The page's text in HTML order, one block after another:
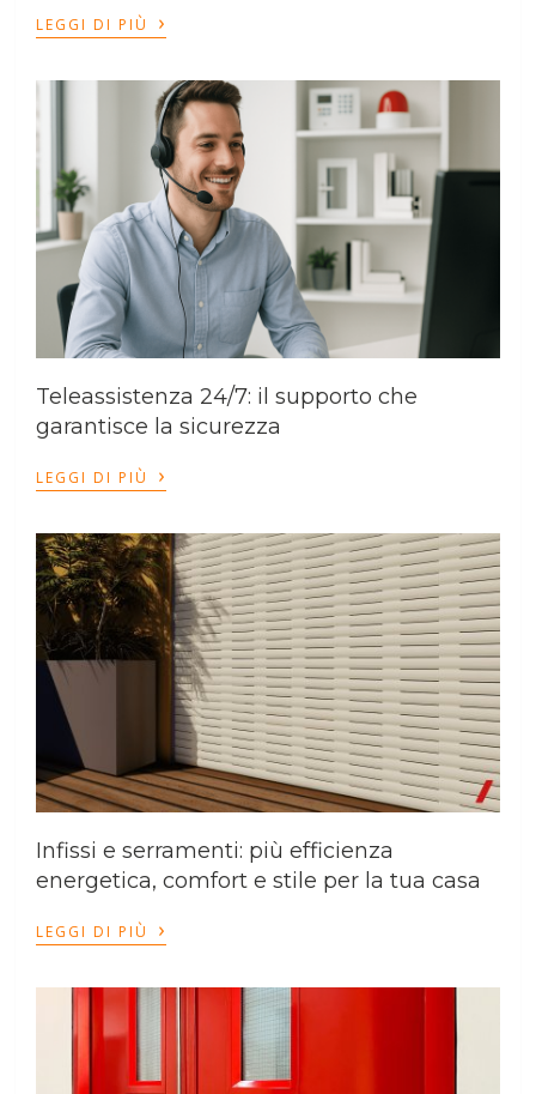
LEGGI DI PIÙ ›
Teleassistenza 24/7: il supporto che
garantisce la sicurezza
LEGGI DI PIÙ ›
Infissi e serramenti: più efficienza
energetica, comfort e stile per la tua casa
LEGGI DI PIÙ ›